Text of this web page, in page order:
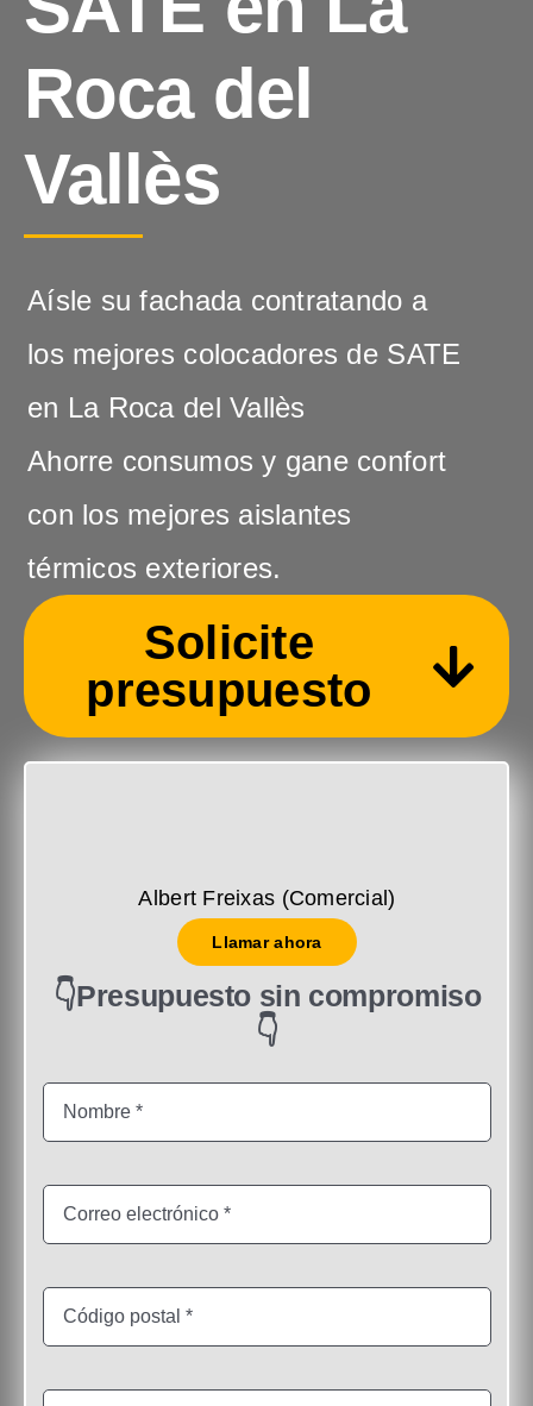
Roca del
Vallès
Aísle su fachada contratando a
los mejores colocadores de SATE
en La Roca del Vallès
Ahorre consumos y gane confort
con los mejores aislantes
térmicos exteriores.
Solicite
presupuesto
Albert Freixas (Comercial)
Llamar ahora
👇Presupuesto sin compromiso
👇